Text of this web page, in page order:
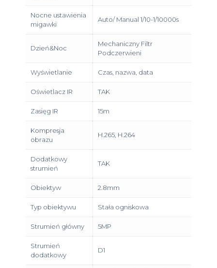
Nocne ustawienia
migawki
Auto/ Manual 1/10-1/10000s
Dzień&Noc
Mechaniczny Filtr
Podczerwieni
Wyświetlanie Czas, nazwa, data
Oświetlacz IR TAK
Zasięg IR 15m
Kompresja
obrazu
H.265, H.264
Dodatkowy
strumień
TAK
Obiektyw 2.8mm
Typ obiektywu Stała ogniskowa
Strumień główny 5MP
Strumień
dodatkowy
D1